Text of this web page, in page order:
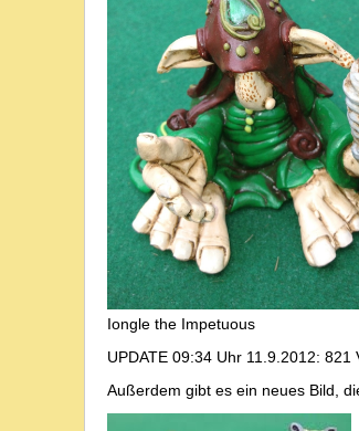
Iongle the Impetuous
UPDATE 09:34 Uhr 11.9.2012:
Außerdem gibt es ein neues Bild,